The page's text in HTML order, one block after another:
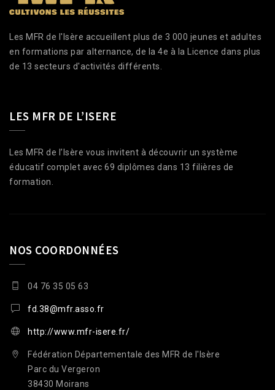
Les MFR de l'Isère accueillent plus de 3 000 jeunes et adultes
en formations par alternance, de la 4e à la Licence dans plus
de 13 secteurs d'activités différents.
LES MFR DE L’ISERE
Les MFR de l’Isère vous invitent à découvrir un système
éducatif complet avec 69 diplômes dans 13 filières de
formation.
NOS COORDONNÉES
04 76 35 05 63
fd.38@mfr.asso.fr
http://www.mfr-isere.fr/
Fédération Départementale des MFR de l'Isère
Parc du Vergeron
38430 Moirans